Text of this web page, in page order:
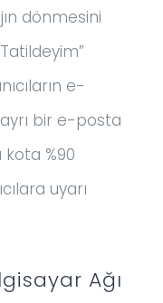
dönmesini
e-
bir e-posta
kota %90
uyarı
Ağı